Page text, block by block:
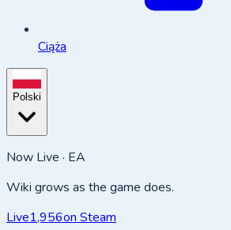
Ciąża
Polski
Now Live · EA
Wiki grows as the game does.
Live1,956on Steam